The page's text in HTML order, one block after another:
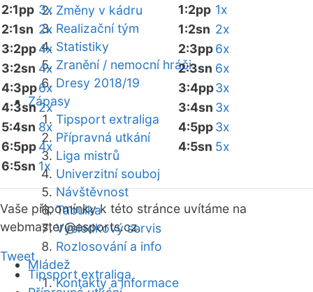
Změny v kádru
Realizační tým
Statistiky
Zranění / nemocní hráči
Dresy 2018/19
Zápasy
Tipsport extraliga
Přípravná utkání
Liga mistrů
Univerzitní souboj
Návštěvnost
Tabulka
Výsledkový servis
Rozlosování a info
Mládež
Kontakty a informace
2:1pp 3x
2:1sn 2x
3:2pp4x
3:2sn 4x
4:3pp6x
4:3sn2x
5:4sn 8x
6:5pp4x
6:5sn 1x
1:2pp 1x
1:2sn 2x
2:3pp6x
2:3sn 6x
3:4pp3x
3:4sn 3x
4:5pp3x
4:5sn 5x
Vaše připomínky k této stránce uvítáme na
webmaster@esports.cz.
Tweet
Tipsport extraliga